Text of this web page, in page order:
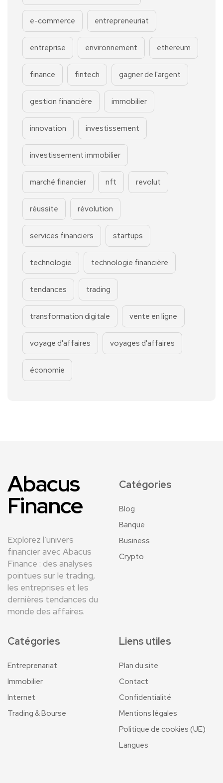
e-commerce entrepreneuriat
entreprise environnement ethereum
finance fintech gagner de l'argent
gestion financière immobilier
innovation investissement
investissement immobilier
marché financier nft revolut
réussite révolution
services financiers startups
technologie technologie financière
tendances trading
transformation digitale vente en ligne
voyage d'affaires voyages d'affaires
économie
Abacus
Finance
Explorez l’univers
financier avec Abacus
Finance : des analyses
pointues sur le trading,
les entreprises et les
dernières tendances du
monde des affaires.
Catégories
Blog
Banque
Business
Crypto
Catégories
Entreprenariat
Immobilier
Internet
Trading & Bourse
Liens utiles
Plan du site
Contact
Confidentialité
Mentions légales
Politique de cookies (UE)
Langues